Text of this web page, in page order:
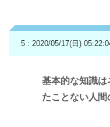
5 : 2020/05/17(日)
基本的な知識
たことない人